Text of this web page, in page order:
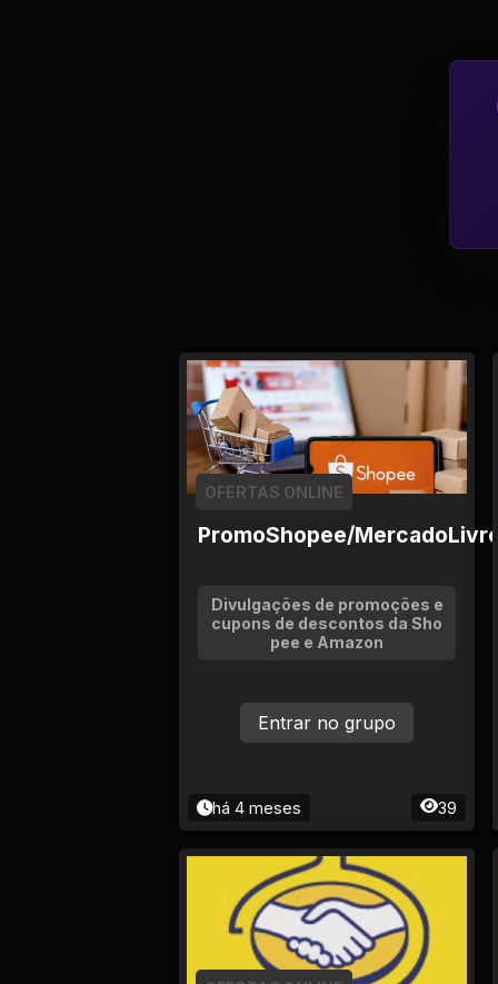
Tecnologias da
PromoShopee/MercadoLivre
OFERTAS ONLINE
Divulgações de promoções e
cupons de descontos da Sho
pee e Amazon
há 4 meses 39
Entrar no grupo